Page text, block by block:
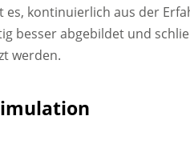
kontinuierlich aus der
besser abgebildet und
werden.